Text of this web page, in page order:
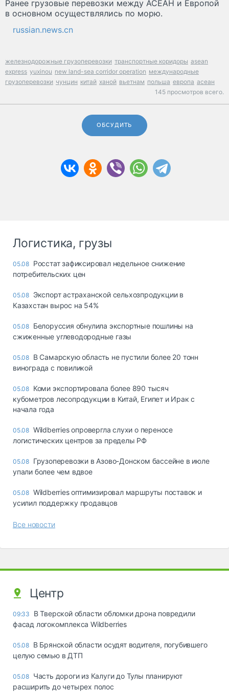
Ранее грузовые перевозки между АСЕАН и Европой
в основном осуществлялись по морю.
russian.news.cn
железнодорожные грузоперевозки транспортные коридоры asean
express yuxinou new land-sea corridor operation международные
грузоперевозки чунцин китай ханой вьетнам польша европа асеан
145 просмотров всего.
ОБСУДИТЬ
Логистика, грузы
05.08 Росстат зафиксировал недельное снижение
потребительских цен
05.08 Экспорт астраханской сельхозпродукции в
Казахстан вырос на 54%
05.08 Белоруссия обнулила экспортные пошлины на
сжиженные углеводородные газы
05.08 В Самарскую область не пустили более 20 тонн
винограда с повиликой
05.08 Коми экспортировала более 890 тысяч
кубометров лесопродукции в Китай, Египет и Ирак с
начала года
05.08 Wildberries опровергла слухи о переносе
логистических центров за пределы РФ
05.08 Грузоперевозки в Азово-Донском бассейне в июле
упали более чем вдвое
05.08 Wildberries оптимизировал маршруты поставок и
усилил поддержку продавцов
Все новости
Центр
09:33
В Тверской области обломки дрона повредили
фасад логокомплекса Wildberries
05.08 В Брянской области осудят водителя, погубившего
целую семью в ДТП
05.08 Часть дороги из Калуги до Тулы планируют
расширить до четырех полос